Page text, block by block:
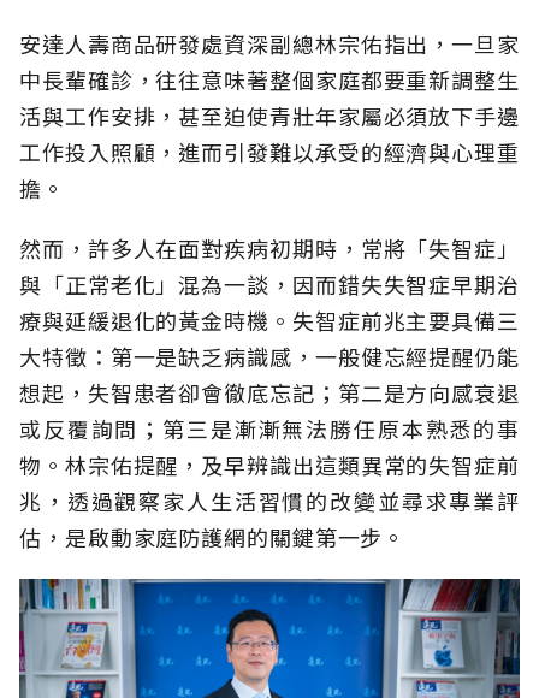
安達人壽商品研發處資深副總林宗佑指出，一旦家
中長輩確診，往往意味著整個家庭都要重新調整生
活與工作安排，甚至迫使青壯年家屬必須放下手邊
工作投入照顧，進而引發難以承受的經濟與心理重
擔。
然而，許多人在面對疾病初期時，常將「失智症」
與「正常老化」混為一談，因而錯失失智症早期治
療與延緩退化的黃金時機。失智症前兆主要具備三
大特徵：第一是缺乏病識感，一般健忘經提醒仍能
想起，失智患者卻會徹底忘記；第二是方向感衰退
或反覆詢問；第三是漸漸無法勝任原本熟悉的事
物。林宗佑提醒，及早辨識出這類異常的失智症前
兆，透過觀察家人生活習慣的改變並尋求專業評
估，是啟動家庭防護網的關鍵第一步。